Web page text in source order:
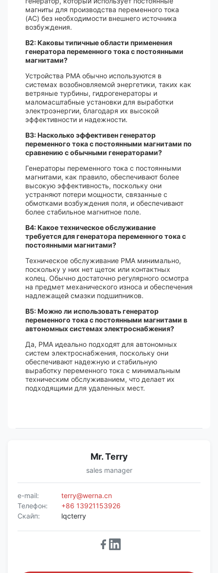
магниты для производства переменного тока
(AC) без необходимости внешнего источника
возбуждения.
В2: Каковы типичные области применения
генератора переменного тока с постоянными
магнитами?
Устройства PMA обычно используются в
системах возобновляемой энергетики, таких как
ветряные турбины, гидрогенераторы и
маломасштабные установки для выработки
электроэнергии, благодаря их высокой
эффективности и надежности.
В3: Насколько эффективен генератор
переменного тока с постоянными магнитами по
сравнению с обычными генераторами?
Генераторы переменного тока с постоянными
магнитами, как правило, обеспечивают более
высокую эффективность, поскольку они
устраняют потери мощности, связанные с
обмотками возбуждения поля, и обеспечивают
более стабильное магнитное поле.
В4: Какое техническое обслуживание
требуется для генератора переменного тока с
постоянными магнитами?
Техническое обслуживание PMA минимально,
поскольку у них нет щеток или контактных
колец. Обычно достаточно регулярного осмотра
на предмет механического износа и обеспечения
надлежащей смазки подшипников.
В5: Можно ли использовать генератор
переменного тока с постоянными магнитами в
автономных системах электроснабжения?
Да, PMA идеально подходят для автономных
систем электроснабжения, поскольку они
обеспечивают надежную и стабильную
выработку переменного тока с минимальным
техническим обслуживанием, что делает их
подходящими для удаленных мест.
Mr. Terry
sales manager
e-mail:
terry@werna.cn
Телефон:
+86 13921153926
Скайп:
lqcterry